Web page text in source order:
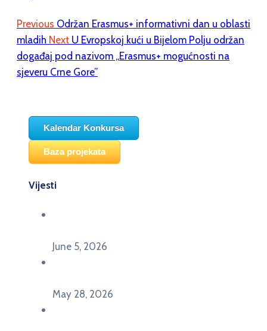
Previous Održan Erasmus+ informativni dan u oblasti
mladih Next U Evropskoj kući u Bijelom Polju održan
događaj pod nazivom „Erasmus+ mogućnosti na
sjeveru Crne Gore”
Kalendar Konkursa
Baza projekata
Vijesti
June 5, 2026
May 28, 2026